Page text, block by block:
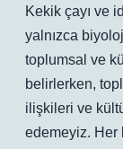
Kekik çayı ve
yalnızca
toplumsal ve
belirlerken,
ilişkileri ve
edemeyiz. Her